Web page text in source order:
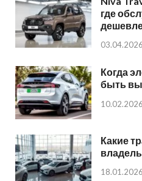
где
03.04.2026
Когда
быть
10.02.2026
Какие
18.01.2026